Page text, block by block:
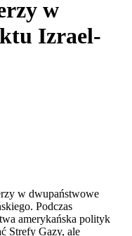
w
Izrael-
w dwupaństwowe
Podczas
amerykańska polityk
Strefy Gazy, ale